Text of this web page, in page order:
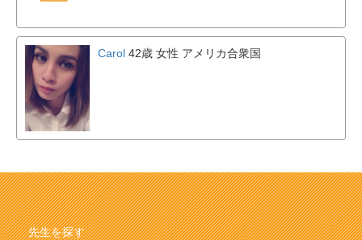
Carol 42歳 女性 アメリカ合衆国
先生を探す